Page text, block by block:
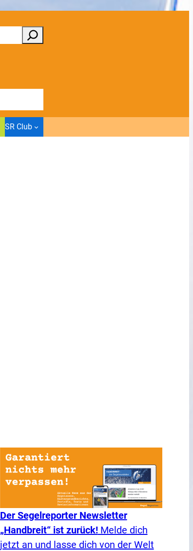
SR Club
Der Segelreporter Newsletter
„Handbreit“ ist zurück!Melde dich
jetzt an und lasse dich von der Welt